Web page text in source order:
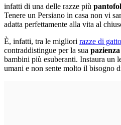
infatti di una delle razze più
Tenere un Persiano in casa non vi
adatta perfettamente alla vita al
È, infatti, tra le migliori razze di
contraddistingue per la sua
bambini più esuberanti. Instaura un
umani e non sente molto il bisogno